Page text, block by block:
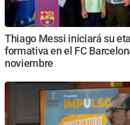
Thiago Messi iniciará su
formativa en el FC
noviembre